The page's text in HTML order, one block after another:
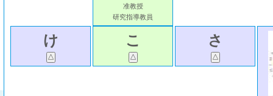
准教授
研究指導教員
け こ さ